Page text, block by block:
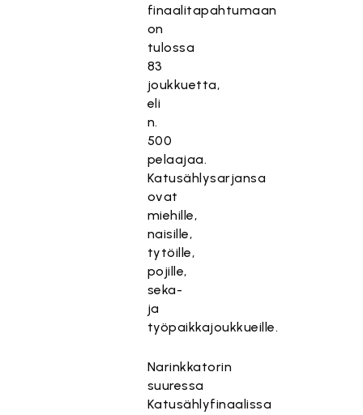
finaalitapahtumaan
on
tulossa
83
joukkuetta,
eli
n.
500
pelaajaa.
Katusählysarjansa
ovat
miehille,
naisille,
tytöille,
pojille,
seka-
ja
työpaikkajoukkueille.
Narinkkatorin
suuressa
Katusählyfinaalissa